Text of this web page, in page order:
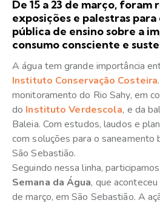
De 15 a 23 de março, foram
exposições e palestras
pública de ensino sobre a
consumo consciente e
A água tem grande importância
Instituto Conservação Costeira
monitoramento do Rio Sahy, em
do Instituto Verdescola, e da
Baleia. Com estudos, laudos e
com soluções para o saneamento
São Sebastião.
Seguindo nessa linha,
Semana da Água, que
de março, em São Sebastião. A